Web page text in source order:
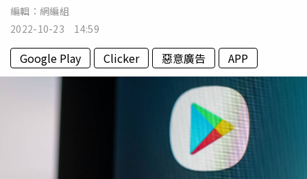
編輯： 網編組
2022-10-23 14:59
Google Play Clicker 惡意廣告 APP